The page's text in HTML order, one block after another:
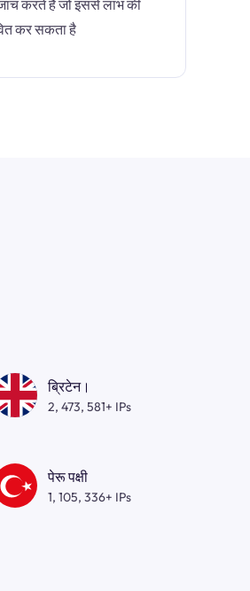
करते हैं जो इससे लाभ की
कर सकता है
ब्रिटेन।
2, 473, 581+ IPs
पेरू पक्षी
1, 105, 336+ IPs